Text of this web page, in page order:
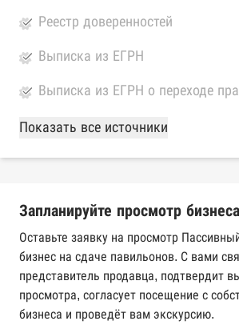
Реестр доверенностей
Выписка из ЕГРН
Выписка из ЕГРН о переходе
База Росстата
Реестры ЕГРЮЛ и ЕГРИП
Реестр государственных
Федерального казначейства
Картотека арбитражных дел
арбитражного суда
Единый федеральный реестр
Показать все источники
Запланируйте просмотр бизнеса
Оставьте заявку на просмотр
бизнес на сдаче павильонов. С вами
представитель продавца, подтвердит
просмотра, согласует посещение с
бизнеса и проведёт вам экскурсию.